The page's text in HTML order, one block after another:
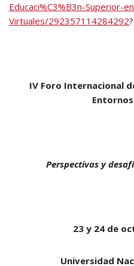
Educaci%C3%B3n-Superior-
Virtuales/292357114284292?
IV Foro Internacional
Perspectivas y
23 y 24 de
Universidad